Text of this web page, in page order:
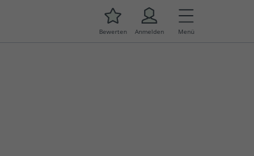
Bewerten Anmelden Menü